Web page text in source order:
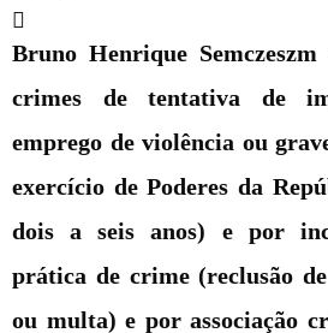
Bruno Henrique Semczeszm
crimes de tentativa de
emprego de violência ou
exercício de Poderes da
dois a seis anos) e por
prática de crime (reclusão
ou multa) e por associação